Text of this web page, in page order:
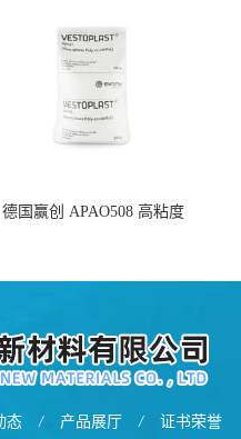
德国赢创 APAO508 高粘度
态 / 产品展厅 / 证书荣誉